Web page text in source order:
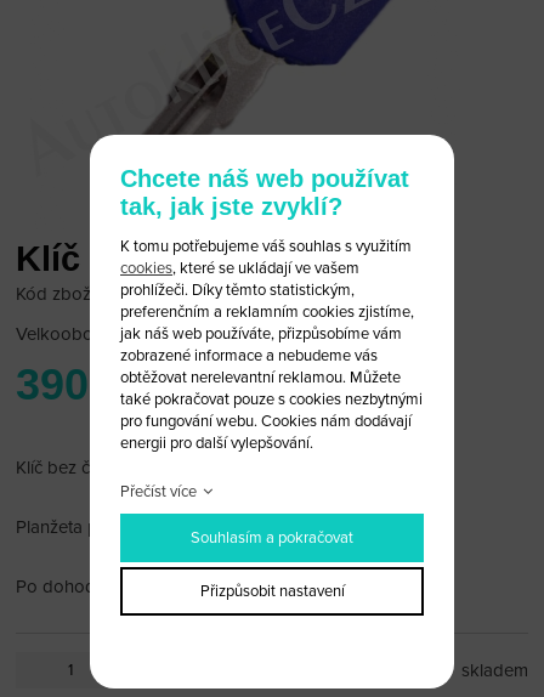
Klíč na motocykl KTM
Kód zboží: KTM_MOTO_05
Velkoobchodní cena:po přihlášení
390 Kč
Klíč bez čipu, modrý
Planžeta pravostranná
Po dohodě vybrousíme planžetu.
skladem
Chcete náš web používat
tak, jak jste zvyklí?
K tomu potřebujeme váš souhlas s využitím
cookies, které se ukládají ve vašem
prohlížeči. Díky těmto statistickým,
preferenčním a reklamním cookies zjistíme,
jak náš web používáte, přizpůsobíme vám
zobrazené informace a nebudeme vás
obtěžovat nerelevantní reklamou. Můžete
také pokračovat pouze s cookies nezbytnými
pro fungování webu. Cookies nám dodávají
energii pro další vylepšování.
Přečíst více
Souhlasím a pokračovat
Přizpůsobit nastavení